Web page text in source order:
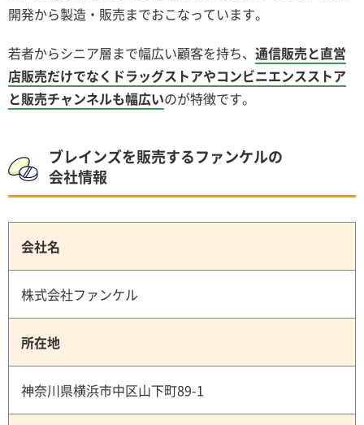
開発から製造・販売までおこなっています。
若者からシニア層まで幅広い顧客を持ち、 通信販売と直営
店販売だけでなくドラッグストアやコンビニエンスストア
と販売チャンネルも幅広いのが特徴です。
ブレインズを販売するファンケルの
会社情報
会社名
株式会社ファンケル
所在地
神奈川県横浜市中区山下町89-1